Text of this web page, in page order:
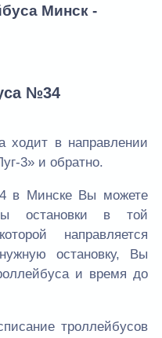
Минск -
№34
в направлении
3» и обратно.
в Минске Вы можете
остановки в той
направляется
остановку, Вы
и время до
троллейбусов